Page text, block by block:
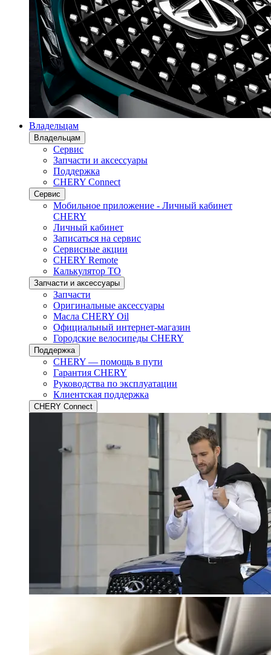
Владельцам
Владельцам
Сервис
Запчасти и аксессуары
Поддержка
CHERY Connect
Сервис
Мобильное приложение - Личный кабинет
CHERY
Личный кабинет
Записаться на сервис
Сервисные акции
CHERY Remote
Калькулятор ТО
Запчасти и аксессуары
Запчасти
Оригинальные аксессуары
Масла CHERY Oil
Официальный интернет-магазин
Городские велосипеды CHERY
Поддержка
CHERY — помощь в пути
Гарантия CHERY
Руководства по эксплуатации
Клиентская поддержка
CHERY Connect